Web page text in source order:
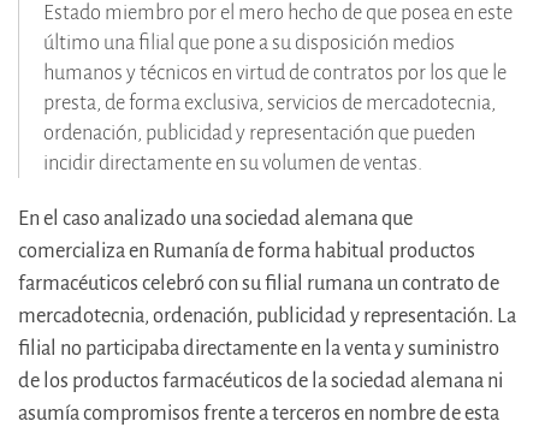
Estado miembro por el mero hecho de que posea en este
último una filial que pone a su disposición medios
humanos y técnicos en virtud de contratos por los que le
presta, de forma exclusiva, servicios de mercadotecnia,
ordenación, publicidad y representación que pueden
incidir directamente en su volumen de ventas.
En el caso analizado una sociedad alemana que
comercializa en Rumanía de forma habitual productos
farmacéuticos celebró con su filial rumana un contrato de
mercadotecnia, ordenación, publicidad y representación. La
filial no participaba directamente en la venta y suministro
de los productos farmacéuticos de la sociedad alemana ni
asumía compromisos frente a terceros en nombre de esta